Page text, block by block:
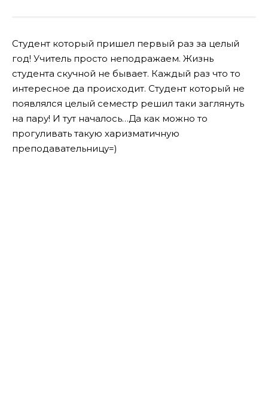
Студент который пришел первый раз за целый
год! Учитель просто неподражаем. Жизнь
студента скучной не бывает. Каждый раз что то
интересное да происходит. Студент который не
появлялся целый семестр решил таки заглянуть
на пару! И тут началось…Да как можно то
прогуливать такую харизматичную
преподавательницу=)